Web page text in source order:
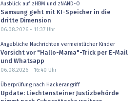
Ausblick auf zHBM und zNAND-O
Samsung geht mit KI-Speicher in die
dritte Dimension
06.08.2026 - 11:37Uhr
Angebliche Nachrichten vermeintlicher Kinder
Vorsicht vor "Hallo-Mama"-Trick per E-Mail
und Whatsapp
06.08.2026 - 16:40 Uhr
Überprüfung nach Hackerangriff
Update: Liechtensteiner Justizbehörde